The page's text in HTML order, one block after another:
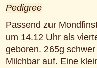
Pedigree
Passend zur
um 14.12 Uhr als
geboren. 265g
Milchbar auf. Eine